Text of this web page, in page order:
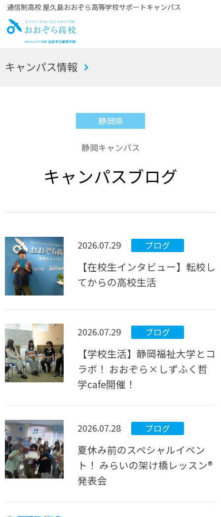
通信制高校 屋久島おおぞら高等学校サポートキャンパス
お
キャンパス情報
静岡県
静岡キャンパス
キャンパスブログ
2026.07.29 ブログ
【在校生インタビュー】転校し
てからの高校生活
2026.07.29 ブログ
【学校生活】静岡福祉大学とコ
ラボ！ おおぞら×しずふく哲
学cafe開催！
2026.07.28 ブログ
夏休み前のスペシャルイベン
ト！ みらいの架け橋レッスン®
発表会